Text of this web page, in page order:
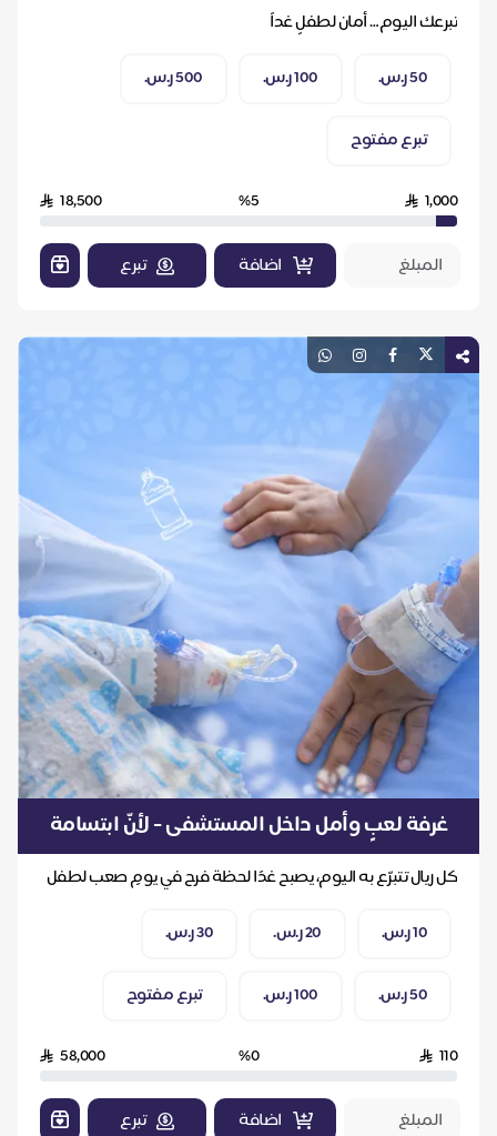
تبرعك اليوم… أمان لطفلٍ غداً
50 ر.س.
100 ر.س. 500 ر.س.
تبرع مفتوح
1,000
%5
18,500
اضافة تبرع
غرفة لعبٍ وأمل داخل المستشفى - لأنّ ابتسامة
طفل تُكمل علاجه
كل ريال تتبرّع به اليوم، يصبح غدًا لحظة فرح في يومٍ صعب لطفل
10 ر.س.
20 ر.س. 30 ر.س.
50 ر.س. 100 ر.س. تبرع مفتوح
110
%0
58,000
اضافة تبرع